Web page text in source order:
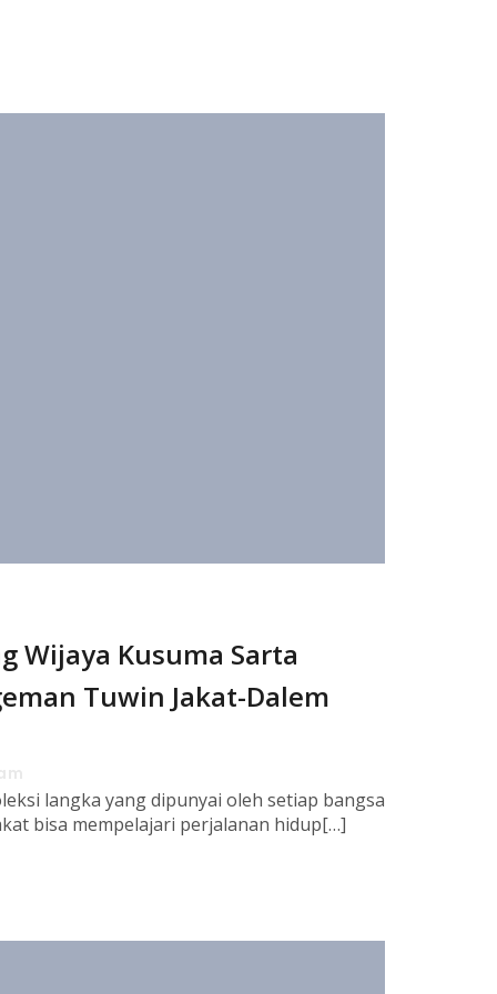
Wijaya Kusuma Sarta
Tuwin Jakat-Dalem
langka yang dipunyai oleh setiap bangsa
bisa mempelajari perjalanan hidup[…]